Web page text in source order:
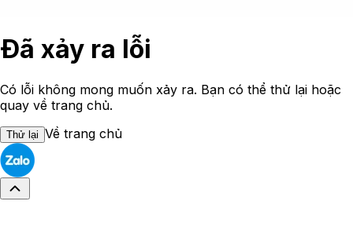
Đã xảy ra lỗi
Có lỗi không mong muốn xảy ra. Bạn có thể thử lại hoặc
quay về trang chủ.
Thử lại Về trang chủ